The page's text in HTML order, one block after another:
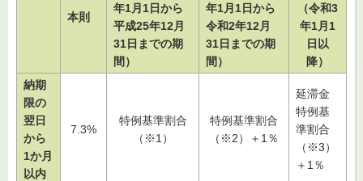
本則
年1月1日から
平成25年12月
31日までの期
間）
年1月1日から
令和2年12月
31日までの期
間）
（令和3
年1月1
日以
降）
納期
限の
翌日
から
1か月
以内
7.3%
特例基準割合
（※1）
特例基準割合
（※2）＋1％
延滞金
特例基
準割合
（※3）
＋1％